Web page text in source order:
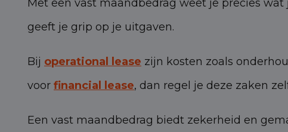
Met een vast maandbedrag weet je precies
geeft je grip op je uitgaven.
Bij operational lease zijn kosten zoals
voor financial lease, dan regel je deze zaken
Een vast maandbedrag biedt zekerheid en